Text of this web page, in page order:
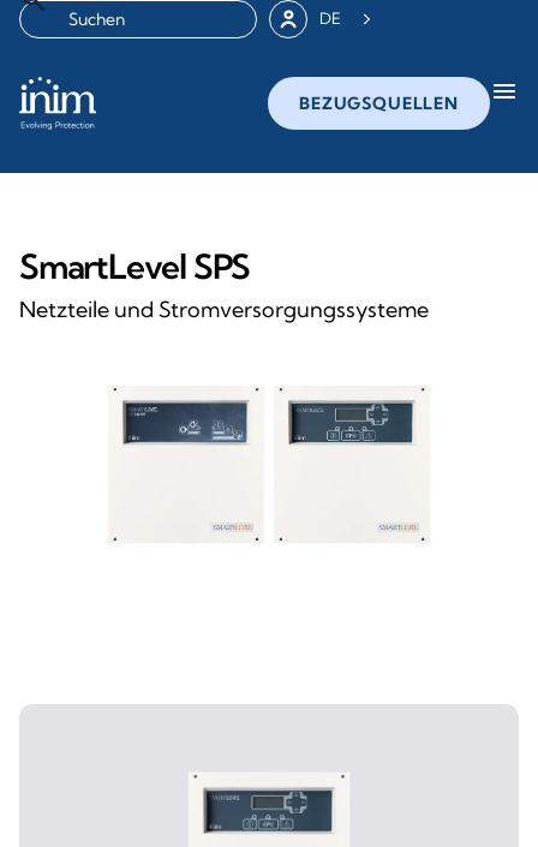
DE
BEZUGSQUELLEN menu
SmartLevel SPS
Netzteile und Stromversorgungssysteme